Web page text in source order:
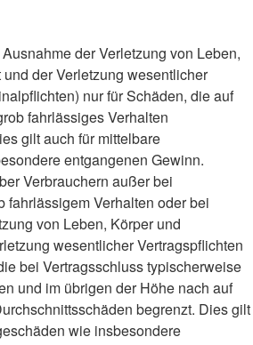
der Verletzung von Leben,
der Verletzung wesentlicher
nur für Schäden, die auf
fahrlässiges Verhalten
gilt auch für mittelbare
entgangenen Gewinn.
Verbrauchern außer bei
fahrlässigem Verhalten oder bei
von Leben, Körper und
wesentlicher Vertragspflichten
bei Vertragsschluss typischerweise
und im übrigen der Höhe nach auf
begrenzt. Dies gilt
wie insbesondere